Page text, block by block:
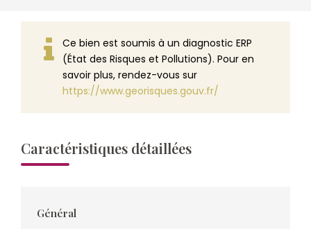
Ce bien est soumis à un diagnostic ERP
(État des Risques et Pollutions). Pour en
savoir plus, rendez-vous sur
https://www.georisques.gouv.fr/
Caractéristiques détaillées
Général